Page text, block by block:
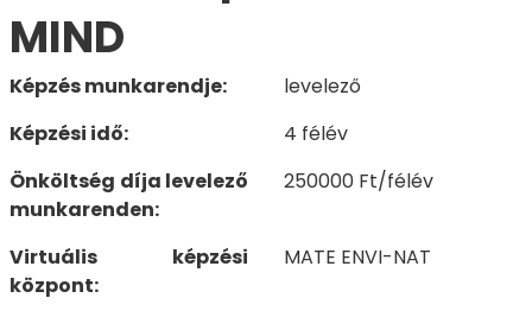
MIND
Képzés munkarendje:
levelező
Képzési idő:
4 félév
Önköltség díja levelező
munkarenden:
250000 Ft/félév
Virtuális képzési
központ:
MATE ENVI-NAT